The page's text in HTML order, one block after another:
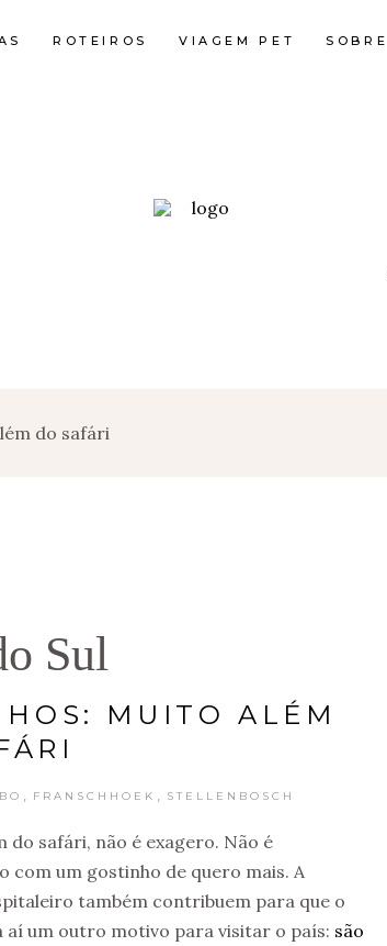
ROTEIROS VIAGEM PET SOBRE
do safári
Sul
MUITO ALÉM
FRANSCHHOEK STELLENBOSCH
do safári, não é exagero. Não é
com um gostinho de quero mais. A
também contribuem para que o
aí um outro motivo para visitar o país: são